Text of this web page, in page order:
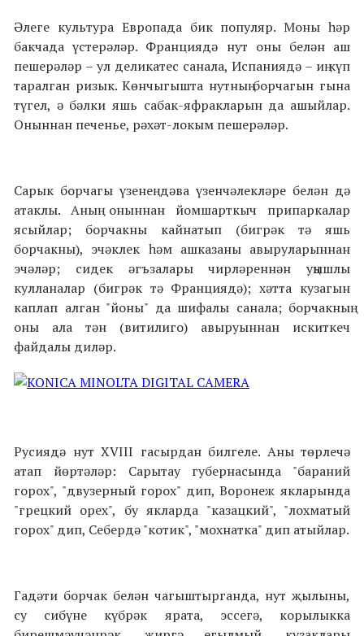
Әлеге культура Европада бик популяр. Моны һәр
бакчада үстерәләр. Франциядә нут оны белән аш
пешерәләр – ул деликатес санала, Испаниядә – иң күп
таралган ризык. Көнчыгышта нутның борчагын гына
түгел, ә бәлки яшь сабак-яфракларын да ашыйлар.
Оныннан печенье, рәхәт-локым пешерәләр.
Сарык борчагы үзенең дәва үзенчәлекләре белән дә
атаклы. Аның оныннан йомшарткыч припаркалар
ясыйлар; борчакны кайнатып (бигрәк тә яшь
борчакны), эчәклек һәм ашказаны авыруларыннан
эчәләр; сидек әгъзалары чирләреннән уңышлы
кулланалар (бигрәк тә Франциядә); хәтта кузагын
каплап алган "йоны" да шифалы санала; борчакның
оны ала тән (витилиго) авыруыннан искиткеч
файдалы диләр.
Русиядә нут XVIII гасырдан билгеле. Аны төрлечә
атап йөртәләр: Сарытау губернасында "бараний
горох", "двузерный горох" дип, Воронеж якларында
"грецкий орех", бу якларда "казацкий", "лохматый
горох" дип, Себердә "котик", "мохнатка" дип атыйлар.
Гадәти борчак белән чагыштырганда, нут җылыны,
су сибүне күбрәк ярата, эссегә, корылыкка